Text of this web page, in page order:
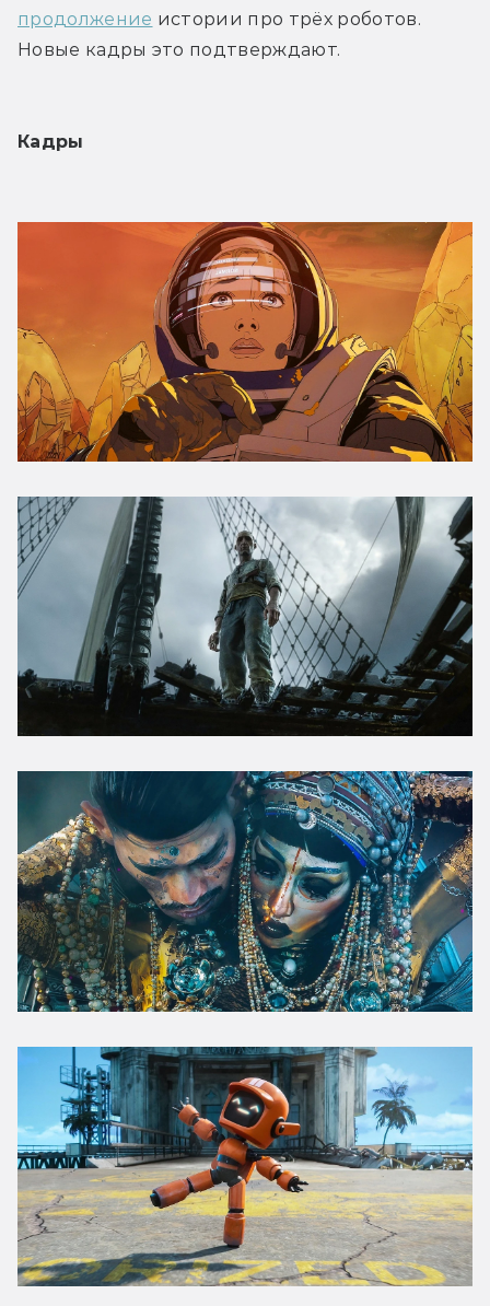
продолжение истории про трёх роботов.
Новые кадры это подтверждают.
Кадры